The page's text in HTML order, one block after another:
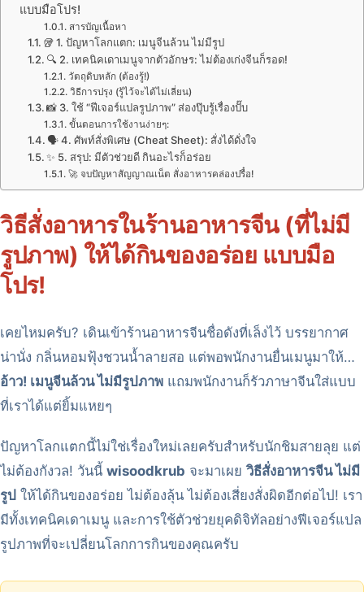
แบบมือโปร!
สารบัญเนื้อหา
🥡 1. ปัญหาโลกแตก: เมนูจีนล้วน ไม่มีรูป
🔍 2. เทคนิคเดาเมนูจากตัวอักษร: ไม่ต้องเก่งจีนก็รอด!
วัตถุดิบหลัก (ต้องรู้!)
วิธีการปรุง (รู้ไว้จะได้ไม่เลี่ยน)
📸 3. ใช้ “ฟีเจอร์แปลรูปภาพ” ส่องปุ๊บรู้เรื่องปั๊บ
ขั้นตอนการใช้งานง่ายๆ:
🗣️ 4. ศัพท์สั่งพิเศษ (Cheat Sheet): สั่งได้ดั่งใจ
✨ 5. สรุป: มีตัวช่วยดี กินอะไรก็อร่อย
🚀 จบปัญหาสัญญาณเน็ต สั่งอาหารคล่องปรื๋อ!
วิธีสั่งอาหารในร้านอาหารจีน (ที่ไม่มี
รูปภาพ) ให้ได้กินของอร่อย แบบมือ
โปร!
เคยไหมครับ? เดินเข้าร้านอาหารจีนชื่อดังที่เล็งไว้ บรรยากาศ
น่านั่ง กลิ่นหอมฟุ้งชวนน้ำลายสอ แต่พอพนักงานยื่นเมนูมาให้…
อ้าว! เมนูจีนล้วน ไม่มีรูปภาพ แถมพนักงานก็รัวภาษาจีนใส่แบบ
ที่เราได้แต่ยิ้มแหยๆ
ปัญหาโลกแตกนี้ไม่ใช่เรื่องใหม่เลยครับสำหรับนักชิมสายลุย แต่
ไม่ต้องกังวล! วันนี้ wisoodkrub จะมาเผยวิธีสั่งอาหารจีน ไม่มี
รูป ให้ได้กินของอร่อย ไม่ต้องลุ้น ไม่ต้องเสี่ยงสั่งผิดอีกต่อไป! เรา
มีทั้งเทคนิคเดาเมนู และการใช้ตัวช่วยยุคดิจิทัลอย่างฟีเจอร์แปล
รูปภาพที่จะเปลี่ยนโลกการกินของคุณครับ